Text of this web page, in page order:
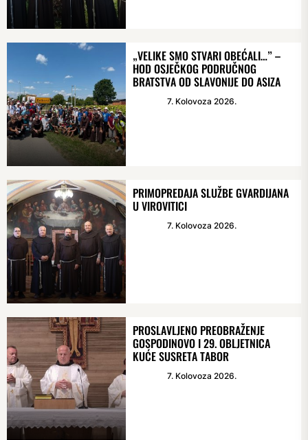
„VELIKE SMO STVARI OBEĆALI…” –
HOD OSJEČKOG PODRUČNOG
BRATSTVA OD SLAVONIJE DO ASIZA
7. Kolovoza 2026.
PRIMOPREDAJA SLUŽBE GVARDIJANA
U VIROVITICI
7. Kolovoza 2026.
PROSLAVLJENO PREOBRAŽENJE
GOSPODINOVO I 29. OBLJETNICA
KUĆE SUSRETA TABOR
7. Kolovoza 2026.